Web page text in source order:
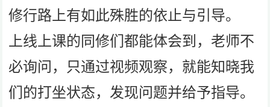
修行路上有如此殊胜的依止与引导。
上线上课的同修们都能体会到，老师不
必询问，只通过视频观察，就能知晓我
们的打坐状态，发现问题并给予指导。